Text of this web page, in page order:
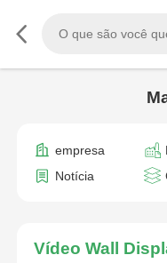
empresa
Notícia
Vídeo Wall